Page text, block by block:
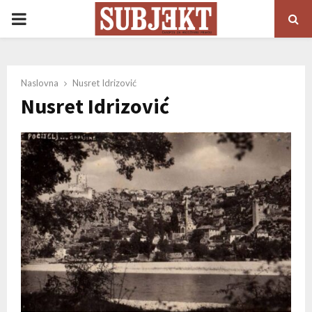
PRIMARY
Naslovna Nusret Idrizović
Nusret Idrizović